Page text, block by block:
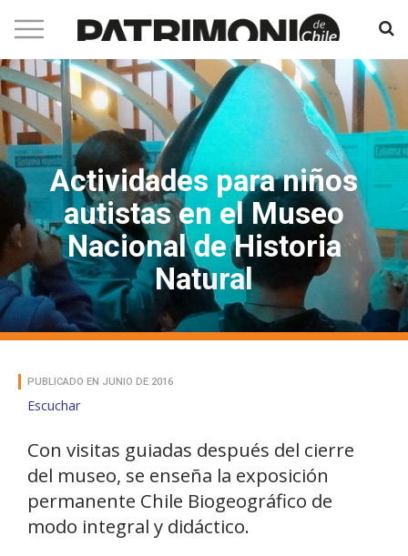
Actividades para niños
autistas en el Museo
Nacional de Historia
Natural
PUBLICADO EN JUNIO DE 2016
Escuchar
Con visitas guiadas después del cierre
del museo, se enseña la exposición
permanente Chile Biogeográfico de
modo integral y didáctico.